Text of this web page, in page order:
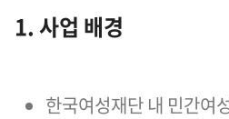
1. 사업 배경
한국여성재단 내 민간여